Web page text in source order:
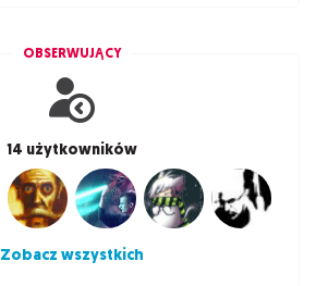
OBSERWUJĄCY
14 użytkowników
Zobacz wszystkich